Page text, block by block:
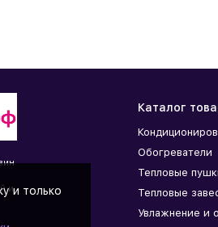
и только
и
Каталог
Обогреватели
Тепловые
Тепловые
Увлажнение и